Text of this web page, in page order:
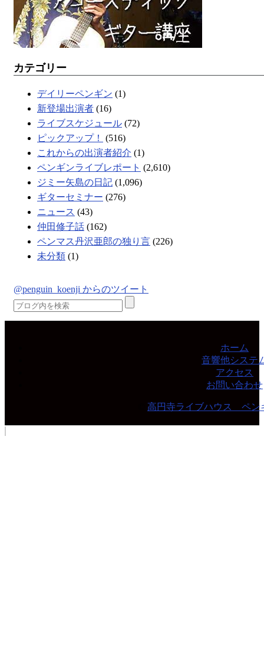
カテゴリー
デイリーペンギン (1)
新登場出演者 (16)
ライブスケジュール (72)
ピックアップ！
(516)
これからの出演者紹介 (1)
ペンギンライブレポート (2,610)
ジミー矢島の日記 (1,096)
ギターセミナー (276)
ニュース (43)
仲田修子話 (162)
ペンマス丹沢亜郎の独り言 (226)
未分類 (1)
@penguin_koenji からのツイート
ホーム
音響他システ
アクセス
お問い合わせ
高円寺ライブハウス ペン